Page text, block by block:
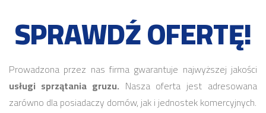
SPRAWDŹ OFERTĘ!
Prowadzona przez nas firma gwarantuje najwyższej jakości
usługi sprzątania gruzu. Nasza oferta jest adresowana
zarówno dla posiadaczy domów, jak i jednostek komercyjnych.